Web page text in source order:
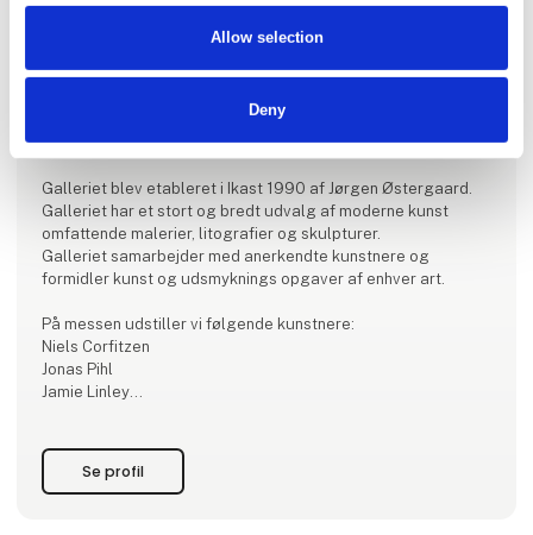
Allow selection
Deny
Galleriet Jørgen Østergaard
Galleriet blev etableret i Ikast 1990 af Jørgen Østergaard.
Galleriet har et stort og bredt udvalg af moderne kunst
omfattende malerier, litografier og skulpturer.
Galleriet samarbejder med anerkendte kunstnere og
formidler kunst og udsmyknings opgaver af enhver art.
På messen udstiller vi følgende kunstnere:
Niels Corfitzen
Jonas Pihl
Jamie Linley
Hanne Schmidt
Cecilie Nyman
Se profil